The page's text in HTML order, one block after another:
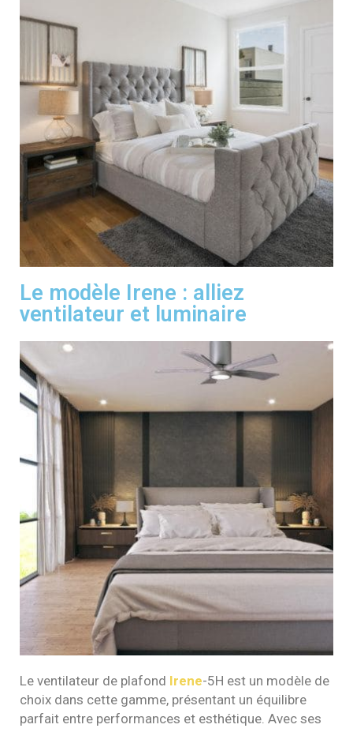
Le modèle Irene : alliez
ventilateur et luminaire
Le ventilateur de plafond Irene-5H est un modèle de
choix dans cette gamme, présentant un équilibre
parfait entre performances et esthétique. Avec ses